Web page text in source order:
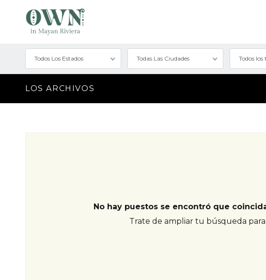
Todos Los Estados Todas Las Ciudades Todos los
LOS ARCHIVOS
No hay puestos se encontró que
Trate de ampliar tu búsqueda